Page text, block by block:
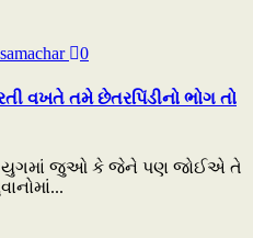
0
વખતે તમે છેતરપિંડીનો ભોગ તો
યુગમાં જુઓ કે જેને પણ જોઈએ તે